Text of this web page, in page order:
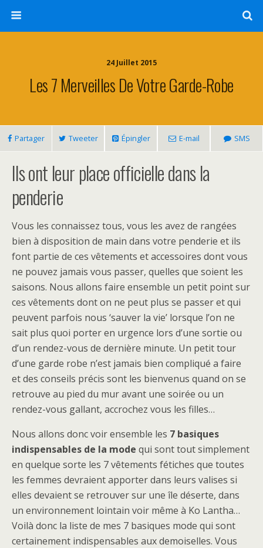
24 Juillet 2015
Les 7 Merveilles De Votre Garde-Robe
Partager Tweeter Épingler E-mail SMS
Ils ont leur place officielle dans la
penderie
Vous les connaissez tous, vous les avez de rangées
bien à disposition de main dans votre penderie et ils
font partie de ces vêtements et accessoires dont vous
ne pouvez jamais vous passer, quelles que soient les
saisons. Nous allons faire ensemble un petit point sur
ces vêtements dont on ne peut plus se passer et qui
peuvent parfois nous ‘sauver la vie’ lorsque l’on ne
sait plus quoi porter en urgence lors d’une sortie ou
d’un rendez-vous de dernière minute. Un petit tour
d’une garde robe n’est jamais bien compliqué a faire
et des conseils précis sont les bienvenus quand on se
retrouve au pied du mur avant une soirée ou un
rendez-vous gallant, accrochez vous les filles…
Nous allons donc voir ensemble les 7 basiques
indispensables de la mode qui sont tout simplement
en quelque sorte les 7 vêtements fétiches que toutes
les femmes devraient apporter dans leurs valises si
elles devaient se retrouver sur une île déserte, dans
un environnement lointain voir même à Ko Lantha…
Voilà donc la liste de mes 7 basiques mode qui sont
certainement indispensables aux demoiselles. Vous